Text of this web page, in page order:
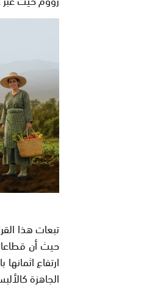
تبعات هذا
حيث أن
ارتفاع
الجاهزة